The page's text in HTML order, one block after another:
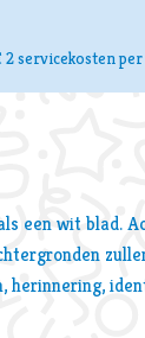
servicekosten
een wit blad.
herinnering,